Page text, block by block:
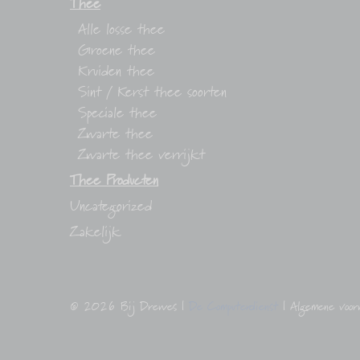
Thee
Alle losse thee
Groene thee
Kruiden thee
Sint / Kerst thee soorten
Speciale thee
Zwarte thee
Zwarte thee verrijkt
Thee Producten
Uncategorized
Zakelijk
© 2026 Bij Drewes | | Algemene